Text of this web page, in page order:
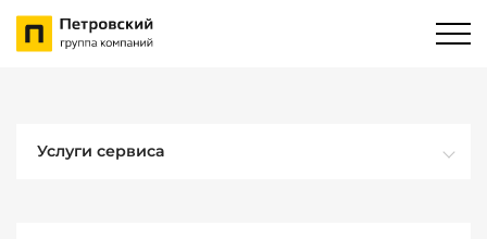
Услуги сервиса